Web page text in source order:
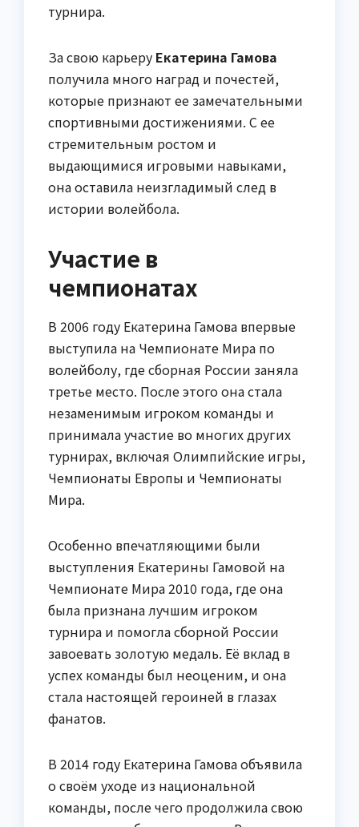
турнира.
За свою карьеру Екатерина Гамова
получила много наград и почестей,
которые признают ее замечательными
спортивными достижениями. С ее
стремительным ростом и
выдающимися игровыми навыками,
она оставила неизгладимый след в
истории волейбола.
Участие в
чемпионатах
В 2006 году Екатерина Гамова впервые
выступила на Чемпионате Мира по
волейболу, где сборная России заняла
третье место. После этого она стала
незаменимым игроком команды и
принимала участие во многих других
турнирах, включая Олимпийские игры,
Чемпионаты Европы и Чемпионаты
Мира.
Особенно впечатляющими были
выступления Екатерины Гамовой на
Чемпионате Мира 2010 года, где она
была признана лучшим игроком
турнира и помогла сборной России
завоевать золотую медаль. Её вклад в
успех команды был неоценим, и она
стала настоящей героиней в глазах
фанатов.
В 2014 году Екатерина Гамова объявила
о своём уходе из национальной
команды, после чего продолжила свою